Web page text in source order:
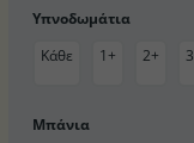
Υπνοδωμάτια
Κάθε
1+ 2+
Μπάνια